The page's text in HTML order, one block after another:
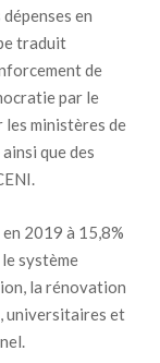
en
traduit
de
par le
les ministères de
que des
2019 à 15,8%
système
la rénovation
universitaires et